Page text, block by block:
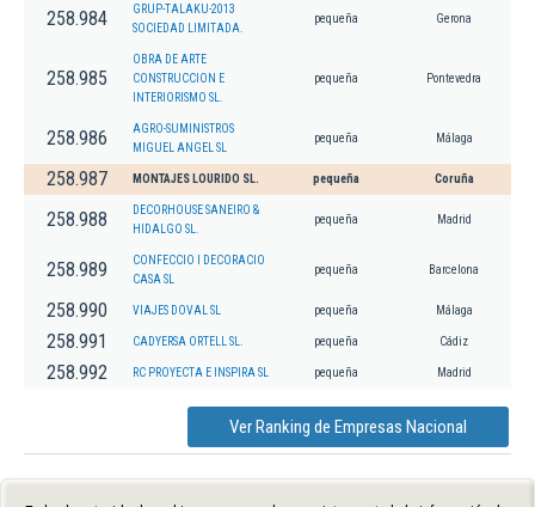
258.984
GRUP-TALAKU-2013
SOCIEDAD LIMITADA.
pequeña Gerona
258.985
OBRA DE ARTE
CONSTRUCCION E
INTERIORISMO SL.
pequeña Pontevedra
258.986
AGRO-SUMINISTROS
MIGUEL ANGEL SL
pequeña Málaga
258.987 MONTAJES LOURIDO SL. pequeña Coruña
258.988
DECORHOUSE SANEIRO &
HIDALGO SL.
pequeña Madrid
258.989
CONFECCIO I DECORACIO
CASA SL
pequeña Barcelona
258.990 VIAJES DOVAL SL pequeña Málaga
258.991 CADYERSA ORTELL SL. pequeña Cádiz
258.992 RC PROYECTA E INSPIRA SL pequeña Madrid
Ver Ranking de Empresas Nacional